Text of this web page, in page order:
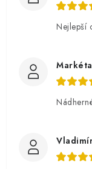
Nejlepší